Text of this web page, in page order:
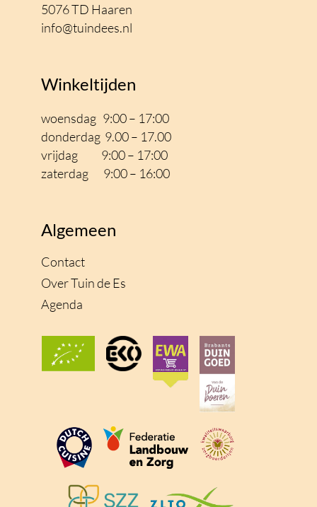
5076 TD Haaren
info@tuindees.nl
Winkeltijden
woensdag 9:00 – 17:00
donderdag 9.00 – 17.00
vrijdag 9:00 – 17:00
zaterdag 9:00 – 16:00
Algemeen
Contact
Over Tuin de Es
Agenda